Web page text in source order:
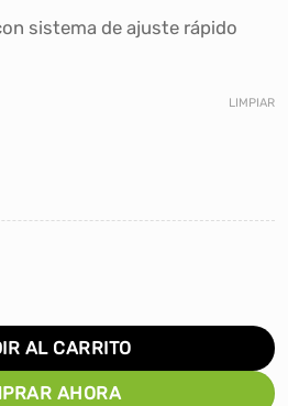
sistema de ajuste rápido
LIMPIAR
PORTO ADULTO cantidad
AL CARRITO
AHORA